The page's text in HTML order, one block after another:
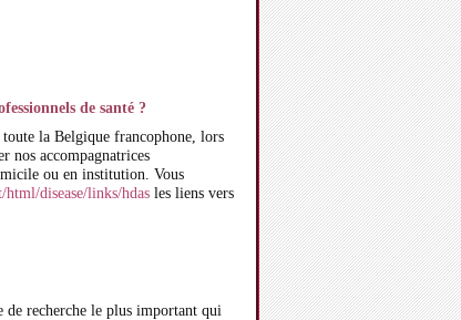
de santé ?
la Belgique francophone, lors
nos accompagnatrices
ou en institution. Vous
disease/links/hdas les liens vers
de recherche le plus important qui